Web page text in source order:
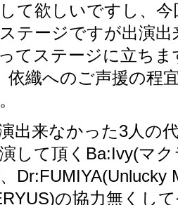
て欲しいですし、
テージですが出演出
てステージに立ちま
依織へのご声援の程
出来なかった3人の
して頂くBa:Ivy(マ
Dr:FUMIYA(Unlucky
の協力無くし